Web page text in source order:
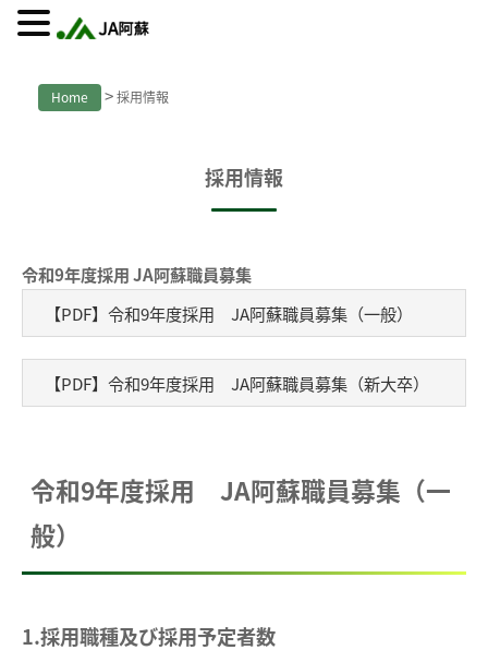
Home >採用情報
採用情報
令和9年度採用 JA阿蘇職員募集
【PDF】令和9年度採用 JA阿蘇職員募集（一般）
【PDF】令和9年度採用 JA阿蘇職員募集（新大卒）
令和9年度採用 JA阿蘇職員募集（一
般）
1.採用職種及び採用予定者数